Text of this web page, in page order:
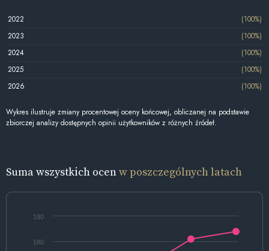
2022
(100%)
2023
(100%)
2024
(100%)
2025
(100%)
2026
(100%)
Wykres ilustruje zmiany procentowej oceny końcowej, obliczanej na podstawie
zbiorczej analizy dostępnych opinii użytkowników z różnych źródeł.
Suma wszystkich ocenw poszczególnych latach
180
190